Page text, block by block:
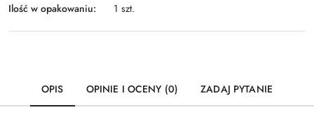
Ilość w opakowaniu: 1 szt.
OPIS OPINIE I OCENY (0) ZADAJ PYTANIE